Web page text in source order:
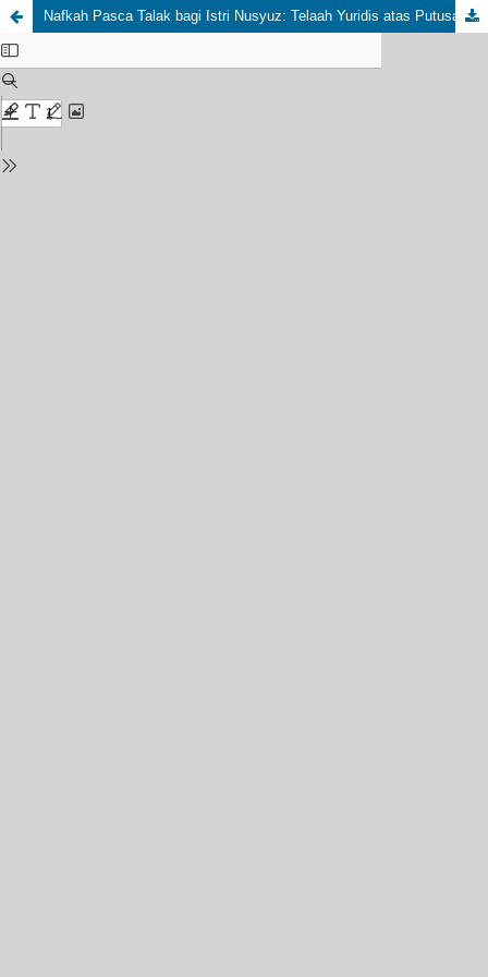
Nafkah Pasca Talak bagi Istri Nusyuz: Telaah Yuridis atas Putusan Mahkamah Syar'iyah Banda Aceh Nomor 215/Pdt.G/2020/Ms.Bna